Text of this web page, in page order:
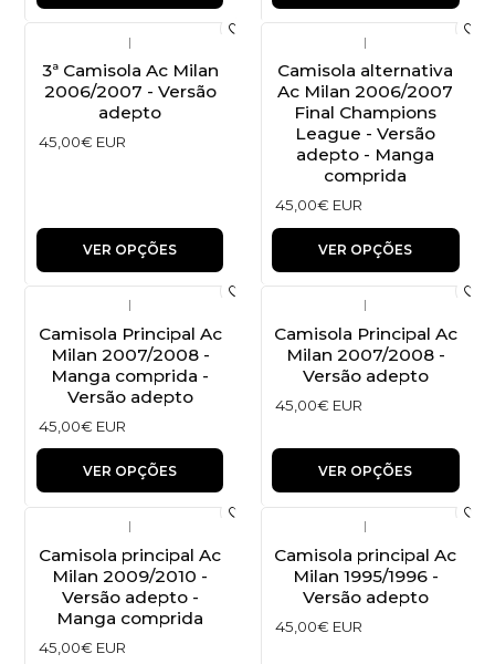
|
3ª Camisola Ac Milan
2006/2007 - Versão
adepto
45,00€ EUR
VER OPÇÕES
|
Camisola alternativa
Ac Milan 2006/2007
Final Champions
League - Versão
adepto - Manga
comprida
45,00€ EUR
VER OPÇÕES
Camisola Principal Ac
Milan 2007/2008 -
Manga comprida -
Versão adepto
45,00€ EUR
VER OPÇÕES
Camisola Principal Ac
Milan 2007/2008 -
Versão adepto
45,00€ EUR
VER OPÇÕES
|
Camisola principal Ac
Milan 2009/2010 -
Versão adepto -
Manga comprida
45,00€ EUR
|
Camisola principal Ac
Milan 1995/1996 -
Versão adepto
45,00€ EUR